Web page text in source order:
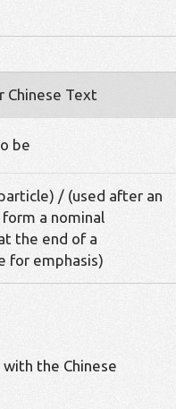
Chinese Text
be
/ (used after an
a nominal
the end of a
for emphasis)
the Chinese